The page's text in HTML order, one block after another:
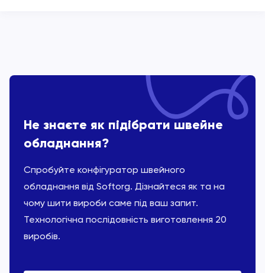
Не знаєте як підібрати швейне
обладнання?
Спробуйте конфігуратор швейного
обладнання від Softorg. Дізнайтеся як та на
чому шити вироби саме під ваш запит.
Технологічна послідовність виготовлення 20
виробів.